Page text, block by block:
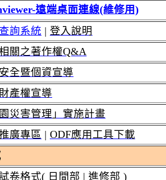
遠端桌面連線(維修用)
詢系統 | 登入說明
關之著作權Q&A
全暨個資宣導
產權宣導
園災害管理」實施計畫
廣專區 | ODF應用工具下載
卷格式( 日間部 | 進修部 )